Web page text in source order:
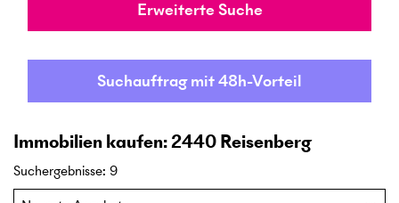
Erweiterte Suche
Suchauftrag mit 48h-Vorteil
Immobilien kaufen: 2440 Reisenberg
Suchergebnisse: 9